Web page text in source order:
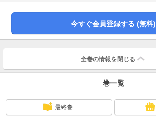
今すぐ会員登録する (無料)
全巻の情報を 閉じる
巻一覧
最終巻